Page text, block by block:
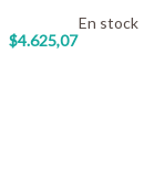
$4.625,07
En stock